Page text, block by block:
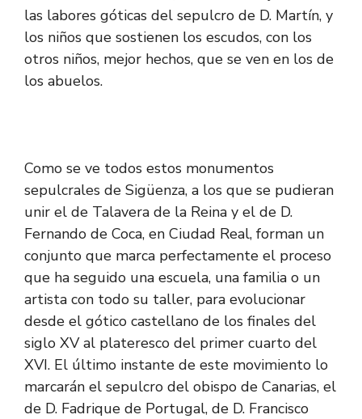
las labores góticas del sepulcro de D. Martín, y
los niños que sostienen los escudos, con los
otros niños, mejor hechos, que se ven en los de
los abuelos.
Como se ve todos estos monumentos
sepulcrales de Sigüenza, a los que se pudieran
unir el de Talavera de la Reina y el de D.
Fernando de Coca, en Ciudad Real, forman un
conjunto que marca perfectamente el proceso
que ha seguido una escuela, una familia o un
artista con todo su taller, para evolucionar
desde el gótico castellano de los finales del
siglo XV al plateresco del primer cuarto del
XVI. El último instante de este movimiento lo
marcarán el sepulcro del obispo de Canarias, el
de D. Fadrique de Portugal, de D. Francisco